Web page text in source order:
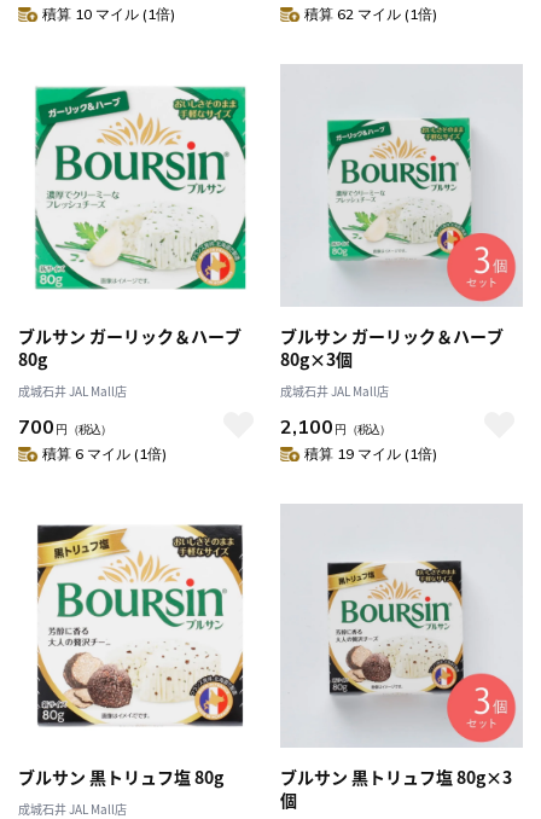
積算 10 マイル (1倍) 積算 62 マイル (1倍)
ブルサン ガーリック＆ハーブ
80g
成城石井 JAL Mall店
700 円 （税込）
積算 6 マイル (1倍)
ブルサン ガーリック＆ハーブ
80g×3個
成城石井 JAL Mall店
2,100 円 （税込）
積算 19 マイル (1倍)
ブルサン 黒トリュフ塩 80g
成城石井 JAL Mall店
ブルサン 黒トリュフ塩 80g×3
個